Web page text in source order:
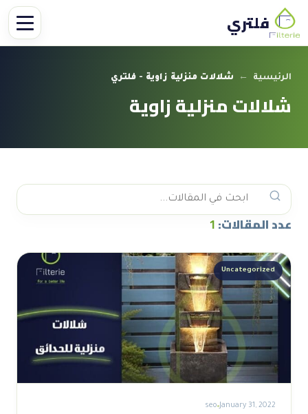
فلتري
الرئيسية ← شلالات منزلية زاوية - فلتري
شلالات منزلية زاوية
عدد المقالات:1
Uncategorized
January 31, 2022
seo